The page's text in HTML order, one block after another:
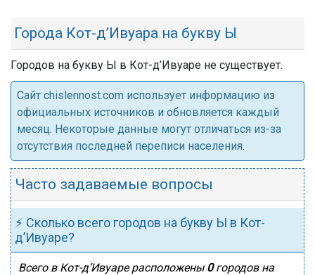
Города Кот-д’Ивуара на букву Ы
Городов на букву Ы в Кот-д’Ивуаре не существует.
Cайт chislennost.com использует информацию из
официальных источников и обновляется каждый
месяц. Некоторые данные могут отличаться из-за
отсутствия последней переписи населения.
Часто задаваемые вопросы
⚡ Сколько всего городов на букву Ы в Кот-
д’Ивуаре?
Всего в Кот-д’Ивуаре расположены 0городов на